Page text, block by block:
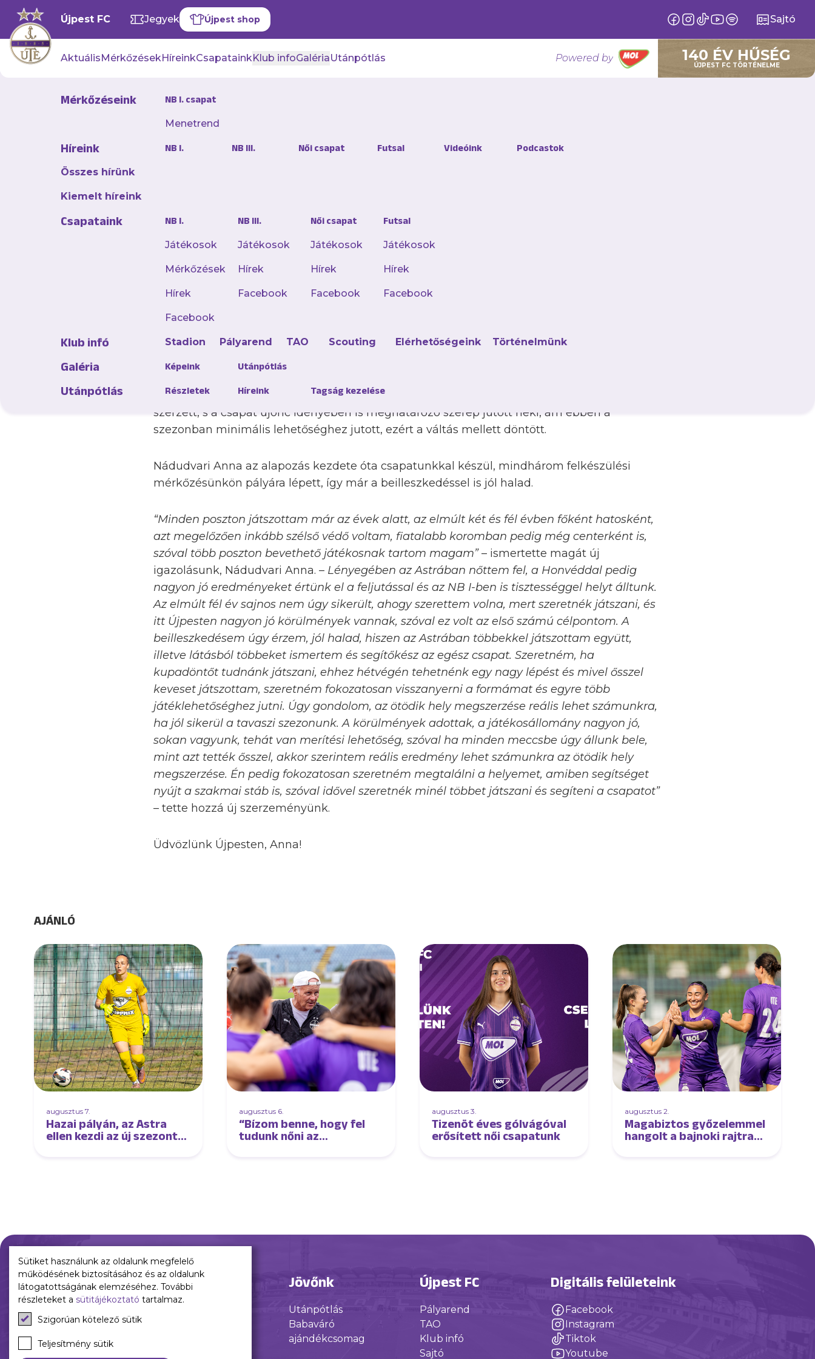
Újpest FC Jegyek Újpest shop Sajtó
AktuálisMérkőzésekHíreinkCsapatainkKlub infoGalériaUtánpótlás Powered by 140 ÉV HŰSÉG
ÚJPEST FC TÖRTÉNELME
Mérkőzéseink NB I. csapat
Menetrend
Híreink
Összes hírünk
Kiemelt híreink
NB I. NB III. Női csapat Futsal Videóink Podcastok
Csapataink NB I.
Játékosok
Mérkőzések
Hírek
Facebook
NB III.
Játékosok
Hírek
Facebook
Női csapat
Játékosok
Hírek
Facebook
Futsal
Játékosok
Hírek
Facebook
Klub infó Stadion Pályarend TAO Scouting Elérhetőségeink Történelmünk
Galéria Képeink Utánpótlás
Utánpótlás Részletek Híreink Tagság kezelése
Jelentős NB I-es tapasztalattal rendelkező
játékossal bővült női csapatunk!
jelentős élvonalbeli tapasztalattal rendelkező Nádudvari Anna, akit ezúton köszöntünk
Újpesten!
A 25 éves Nádudvari Anna a Szőlőskert Nagyréde SC-nél kezdte pályafutását, a felnőtt NB I-
ben pedig már a 2016–2017-es idényben bemutatkozott az Astra színeiben, melyet 2022-ig
erősített, s meghatározó tagja volt az üllői klubnak. Új szerzeményünk ezt követően egy
visszatért újabb két évre az Astrához, mellyel a 2020–2021-es idényben bronzérmes lett az
élvonalban. A védekező középpályásként és szélső védőként is bevethető játékos a 2022–
Honvédot erősítette, mellyel – épp a lila-fehéreket megelőzve – NB II-es bajnoki címet
szerzett, s a csapat újonc idényében is meghatározó szerep jutott neki, ám ebben a
szezonban minimális lehetőséghez jutott, ezért a váltás mellett döntött.
Nádudvari Anna az alapozás kezdete óta csapatunkkal készül, mindhárom felkészülési
mérkőzésünkön pályára lépett, így már a beilleszkedéssel is jól halad.
“Minden poszton játszottam már az évek alatt, az elmúlt két és fél évben főként hatosként,
azt megelőzően inkább szélső védő voltam, fiatalabb koromban pedig még centerként is,
szóval több poszton bevethető játékosnak tartom magam”– ismertette magát új
igazolásunk, Nádudvari Anna. – Lényegében az Astrában nőttem fel, a Honvéddal pedig
nagyon jó eredményeket értünk el a feljutással és az NB I-ben is tisztességgel helyt álltunk.
Az elmúlt fél év sajnos nem úgy sikerült, ahogy szerettem volna, mert szeretnék játszani, és
itt Újpesten nagyon jó körülmények vannak, szóval ez volt az első számú célpontom. A
beilleszkedésem úgy érzem, jól halad, hiszen az Astrában többekkel játszottam együtt,
illetve látásból többeket ismertem és segítőkész az egész csapat. Szeretném, ha
kupadöntőt tudnánk játszani, ehhez hétvégén tehetnénk egy nagy lépést és mivel ősszel
keveset játszottam, szeretném fokozatosan visszanyerni a formámat és egyre több
játéklehetőséghez jutni. Úgy gondolom, az ötödik hely megszerzése reális lehet számunkra,
ha jól sikerül a tavaszi szezonunk. A körülmények adottak, a játékosállomány nagyon jó,
sokan vagyunk, tehát van merítési lehetőség, szóval ha minden meccsbe úgy állunk bele,
mint azt tették ősszel, akkor szerintem reális eredmény lehet számunkra az ötödik hely
megszerzése. Én pedig fokozatosan szeretném megtalálni a helyemet, amiben segítséget
nyújt a szakmai stáb is, szóval idővel szeretnék minél többet játszani és segíteni a csapatot”
– tette hozzá új szerzeményünk.
Üdvözlünk Újpesten, Anna!
AJÁNLÓ
augusztus 7.
Hazai pályán, az Astra
ellen kezdi az új szezont
augusztus 6.
“Bízom benne, hogy fel
tudunk nőni az
augusztus 3.
Tizenöt éves gólvágóval
erősített női csapatunk
augusztus 2.
Magabiztos győzelemmel
hangolt a bajnoki rajtra
Múltunk
Történelmünk
Jelenünk Jövőnk
Utánpótlás
Babaváró
ajándékcsomag
Újpest FC
Pályarend
TAO
Klub infó
Sajtó
Digitális felületeink
Facebook
Instagram
Tiktok
Youtube
Sütiket használunk az oldalunk megfelelő
működésének biztosításához és az oldalunk
látogatottságának elemzéséhez. További
részleteket a sütitájékoztató tartalmaz.
Szigorúan kötelező sütik
Teljesítmény sütik